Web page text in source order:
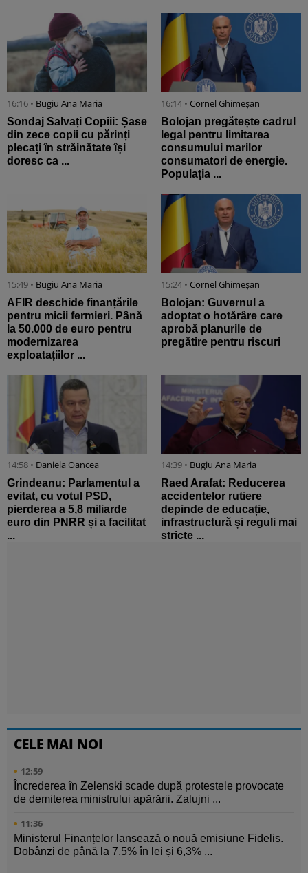
16:16 • Bugiu ⁠Ana Maria
Sondaj Salvați Copiii: Șase
din zece copii cu părinți
plecați în străinătate își
doresc ca ...
16:14 • Cornel Ghimeșan
Bolojan pregătește cadrul
legal pentru limitarea
consumului marilor
consumatori de energie.
Populația ...
15:49 • Bugiu ⁠Ana Maria
AFIR deschide finanțările
pentru micii fermieri. Până
la 50.000 de euro pentru
modernizarea
exploatațiilor ...
15:24 • Cornel Ghimeșan
Bolojan: Guvernul a
adoptat o hotărâre care
aprobă planurile de
pregătire pentru riscuri
14:58 • Daniela Oancea
Grindeanu: Parlamentul a
evitat, cu votul PSD,
pierderea a 5,8 miliarde
euro din PNRR și a facilitat
...
14:39 • Bugiu ⁠Ana Maria
Raed Arafat: Reducerea
accidentelor rutiere
depinde de educație,
infrastructură și reguli mai
stricte ...
CELE MAI NOI
12:59
Încrederea în Zelenski scade după protestele provocate
de demiterea ministrului apărării. Zalujni ...
11:36
Ministerul Finanțelor lansează o nouă emisiune Fidelis.
Dobânzi de până la 7,5% în lei și 6,3% ...